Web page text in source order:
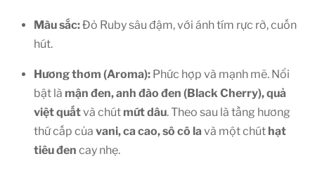
Màu sắc:Đỏ Ruby sâu đậm, với ánh tím rực rỡ, cuốn
hút.
Hương thơm (Aroma): Phức hợp và mạnh mẽ. Nổi
bật là mận đen, anh đào đen (Black Cherry), quả
việt quấtvà chút mứt dâu. Theo sau là tầng hương
thứ cấp của vani, ca cao, sô cô la và một chút hạt
tiêu đen cay nhẹ.